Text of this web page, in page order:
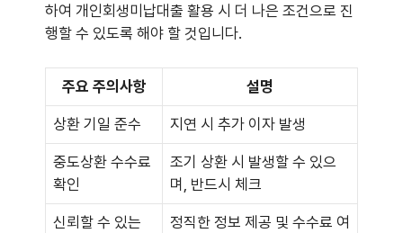
하여 개인회생미납대출 활용 시 더 나은 조건으로 진
행할 수 있도록 해야 할 것입니다.
주요 주의사항 설명
상환 기일 준수 지연 시 추가 이자 발생
중도상환 수수료
확인
조기 상환 시 발생할 수 있으
며, 반드시 체크
신뢰할 수 있는
정직한 정보 제공 및 수수료 여